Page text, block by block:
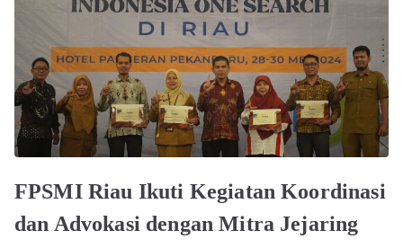
FPSMI Riau Ikuti Kegiatan Koordinasi
dan Advokasi dengan Mitra Jejaring